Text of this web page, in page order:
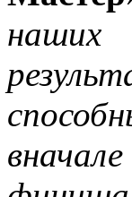
наших